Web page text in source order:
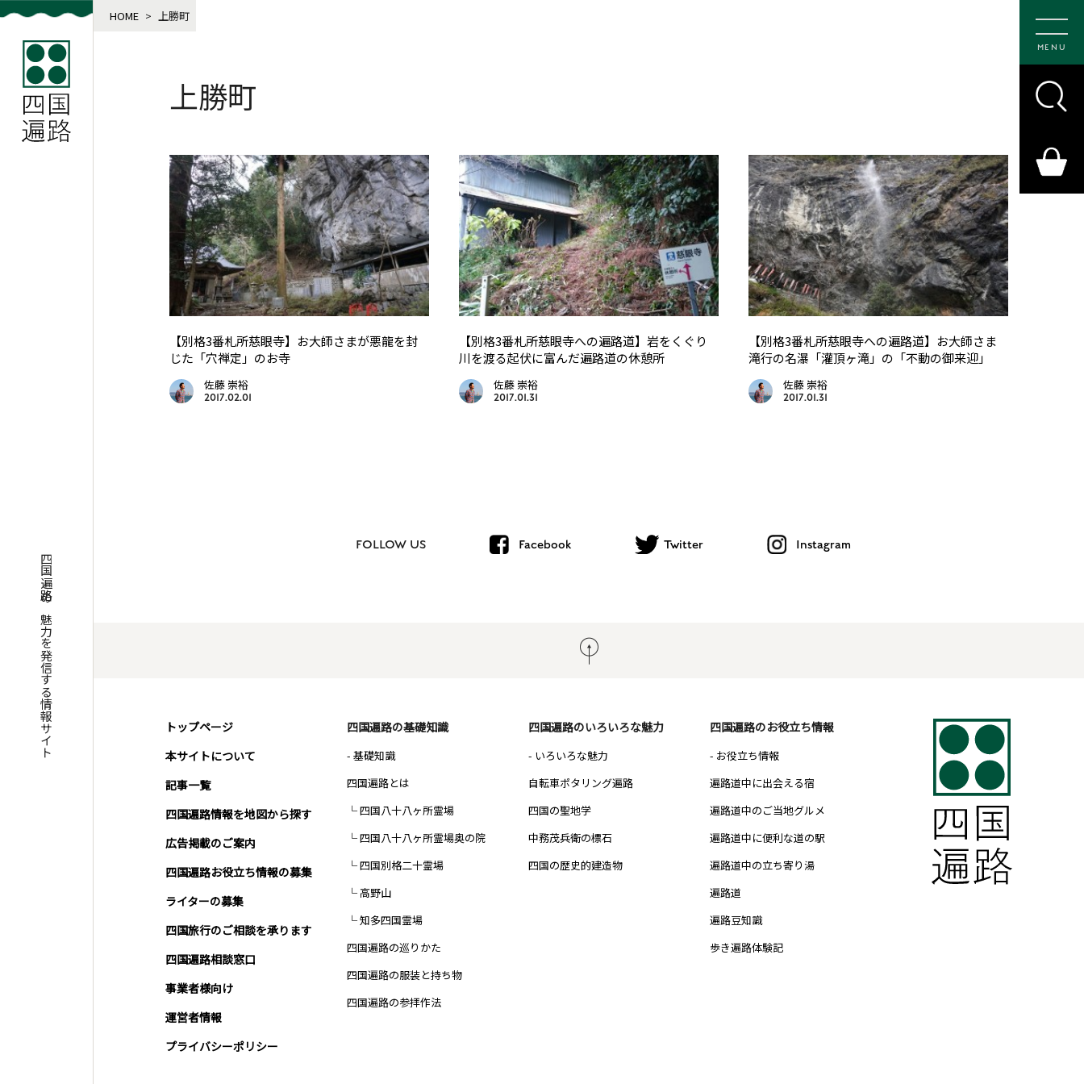
四国遍路の魅力を発信する情報サイト
MENU
HOME > 上勝町
上勝町
【別格3番札所慈眼寺】お大師さまが悪龍を封
じた「穴禅定」のお寺
佐藤 崇裕
2017.02.01
【別格3番札所慈眼寺への遍路道】岩をくぐり
川を渡る起伏に富んだ遍路道の休憩所
佐藤 崇裕
2017.01.31
【別格3番札所慈眼寺への遍路道】お大師さま
滝行の名瀑「灌頂ヶ滝」の「不動の御来迎」
佐藤 崇裕
2017.01.31
FOLLOW US Facebook Twitter Instagram
トップページ
本サイトについて
記事一覧
四国遍路情報を地図から探す
広告掲載のご案内
四国遍路お役立ち情報の募集
ライターの募集
四国旅行のご相談を承ります
四国遍路相談窓口
事業者様向け
運営者情報
プライバシーポリシー
四国遍路の基礎知識
- 基礎知識
四国遍路とは
四国八十八ヶ所霊場
四国八十八ヶ所霊場奥の院
四国別格二十霊場
高野山
知多四国霊場
四国遍路の巡りかた
四国遍路の服装と持ち物
四国遍路の参拝作法
四国遍路のいろいろな魅力
- いろいろな魅力
自転車ポタリング遍路
四国の聖地学
中務茂兵衛の標石
四国の歴史的建造物
四国遍路のお役立ち情報
- お役立ち情報
遍路道中に出会える宿
遍路道中のご当地グルメ
遍路道中に便利な道の駅
遍路道中の立ち寄り湯
遍路道
遍路豆知識
歩き遍路体験記